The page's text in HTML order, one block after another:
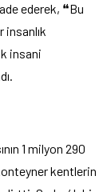
ederek, ❝Bu
insanlık
insani
1 milyon 290
kentlerin